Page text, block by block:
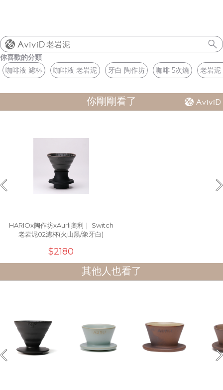
老岩泥
你喜歡的分類
咖啡液 濾杯
咖啡液 老岩泥 牙白 陶作坊 咖啡 5次燒 老岩泥
你剛剛看了
HARIOx陶作坊xAurli奧利｜ Switch
老岩泥02濾杯(火山黑/象牙白)
$2180
其他人也看了